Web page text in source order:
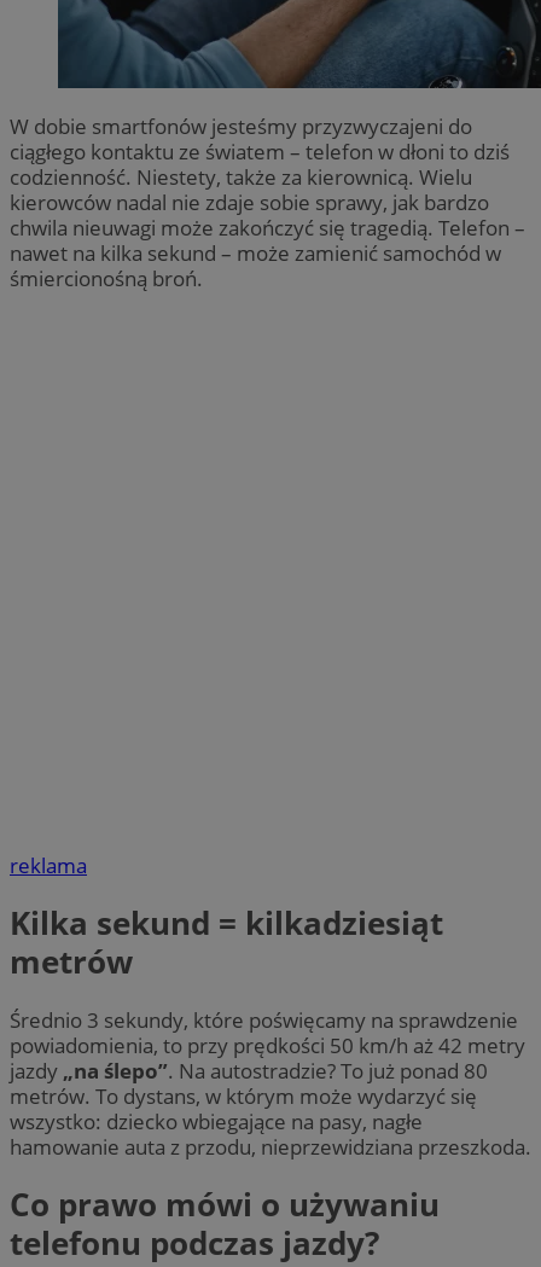
W dobie smartfonów jesteśmy przyzwyczajeni do
ciągłego kontaktu ze światem – telefon w dłoni to dziś
codzienność. Niestety, także za kierownicą. Wielu
kierowców nadal nie zdaje sobie sprawy, jak bardzo
chwila nieuwagi może zakończyć się tragedią. Telefon –
nawet na kilka sekund – może zamienić samochód w
śmiercionośną broń.
reklama
Kilka sekund = kilkadziesiąt
metrów
Średnio 3 sekundy, które poświęcamy na sprawdzenie
powiadomienia, to przy prędkości 50 km/h aż 42 metry
jazdy „na ślepo”. Na autostradzie? To już ponad 80
metrów. To dystans, w którym może wydarzyć się
wszystko: dziecko wbiegające na pasy, nagłe
hamowanie auta z przodu, nieprzewidziana przeszkoda.
Co prawo mówi o używaniu
telefonu podczas jazdy?